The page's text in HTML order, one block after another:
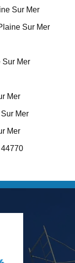
Sur Mer
Sur Mer
Sur Mer
Mer
Mer
Mer